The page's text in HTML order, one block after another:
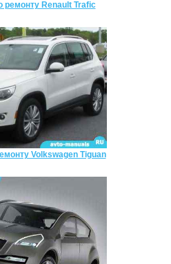
ремонту Renault Trafic
Volkswagen Tiguan